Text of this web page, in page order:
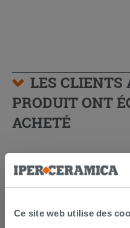
Ce site web utilise des
LES CLIENTS
PRODUIT ONT
ACHETÉ